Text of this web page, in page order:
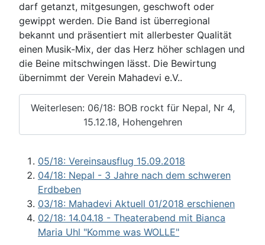
darf getanzt, mitgesungen, geschwoft oder
gewippt werden. Die Band ist überregional
bekannt und präsentiert mit allerbester Qualität
einen Musik-Mix, der das Herz höher schlagen und
die Beine mitschwingen lässt. Die Bewirtung
übernimmt der Verein Mahadevi e.V..
Weiterlesen: 06/18: BOB rockt für Nepal, Nr 4,
15.12.18, Hohengehren
05/18: Vereinsausflug 15.09.2018
04/18: Nepal - 3 Jahre nach dem schweren
Erdbeben
03/18: Mahadevi Aktuell 01/2018 erschienen
02/18: 14.04.18 - Theaterabend mit Bianca
Maria Uhl "Komme was WOLLE"